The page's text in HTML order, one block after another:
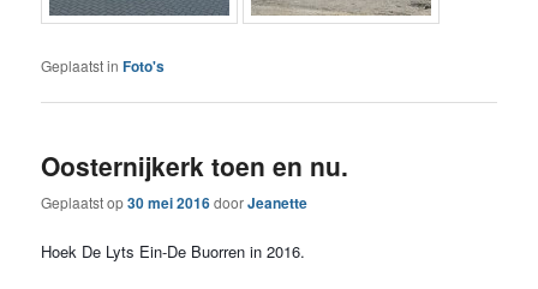
Geplaatst in Foto's
Oosternijkerk toen en nu.
Geplaatst op30 mei 2016doorJeanette
Hoek De Lyts Ein-De Buorren in 2016.